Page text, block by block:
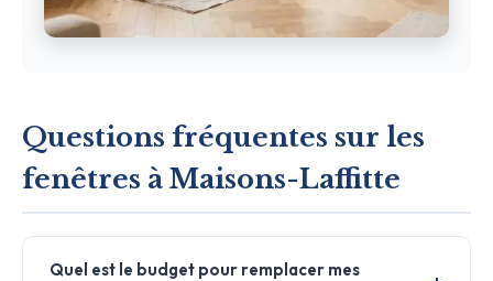
Questions fréquentes sur les
fenêtres à Maisons-Laffitte
Quel est le budget pour remplacer mes